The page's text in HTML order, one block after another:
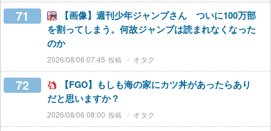
71
【画像】週刊少年ジャンプさん ついに100万部
を割ってしまう。何故ジャンプは読まれなくなった
のか
2026/08/06 07:45 オタク
72
【FGO】もしも海の家にカツ丼があったらあり
だと思いますか？
2026/08/06 08:00 オタク